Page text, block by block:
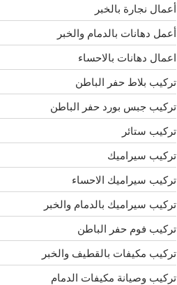
أعمال نجارة بالخبر
أعمل دهانات بالدمام والخبر
اعمال دهانات بالاحساء
تركيب بلاط حفر الباطن
تركيب جبس بورد حفر الباطن
تركيب ستائر
تركيب سيراميك
تركيب سيراميك الاحساء
تركيب سيراميك بالدمام والخبر
تركيب فوم حفر الباطن
تركيب مكيفات بالقطيف والخبر
تركيب وصيانة مكيفات الدمام